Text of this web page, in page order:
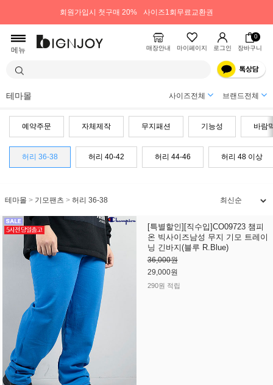
회원가입시 첫구매 20% 사이즈1회무료교환권
메뉴 매장안내 마이페이지 로그인
0
장바구니
테마몰 사이즈전체 브랜드전체
예약주문 자체제작 무지패션 기능성 바람
허리 36-38 허리 40-42 허리 44-46 허리 48 이상
테마몰 > 기모팬츠 > 허리 36-38
[특별할인][직수입]CO09723 챔피
온 빅사이즈남성 무지 기모 트레이
닝 긴바지(블루 R.Blue)
36,000원
29,000원
290원 적립